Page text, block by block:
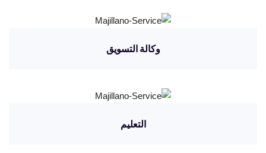
وكالة التسويق
التعليم